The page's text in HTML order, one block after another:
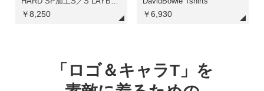
￥8,250 ￥6,930
「ロゴ＆キャラT」を